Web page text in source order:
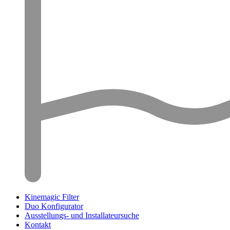
Kinemagic Filter
Duo Konfigurator
Ausstellungs- und Installateursuche
Kontakt